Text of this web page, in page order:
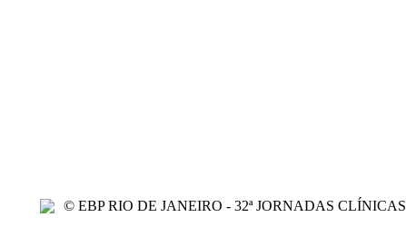
© EBP RIO DE JANEIRO - 32ª JORNADAS CLÍNICAS